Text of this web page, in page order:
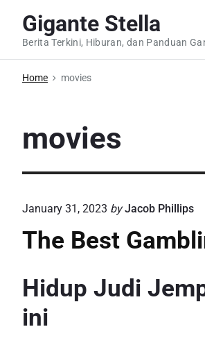
Gigante Stella
Berita Terkini, Hiburan, dan Panduan
Home movies
movies
January 31, 2023 by Jacob Phillips
The Best
Hidup Judi
ini